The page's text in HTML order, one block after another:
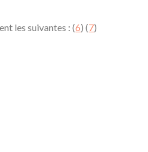
les suivantes : (6) (7)